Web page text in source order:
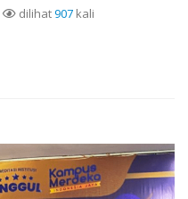
dilihat907 kali